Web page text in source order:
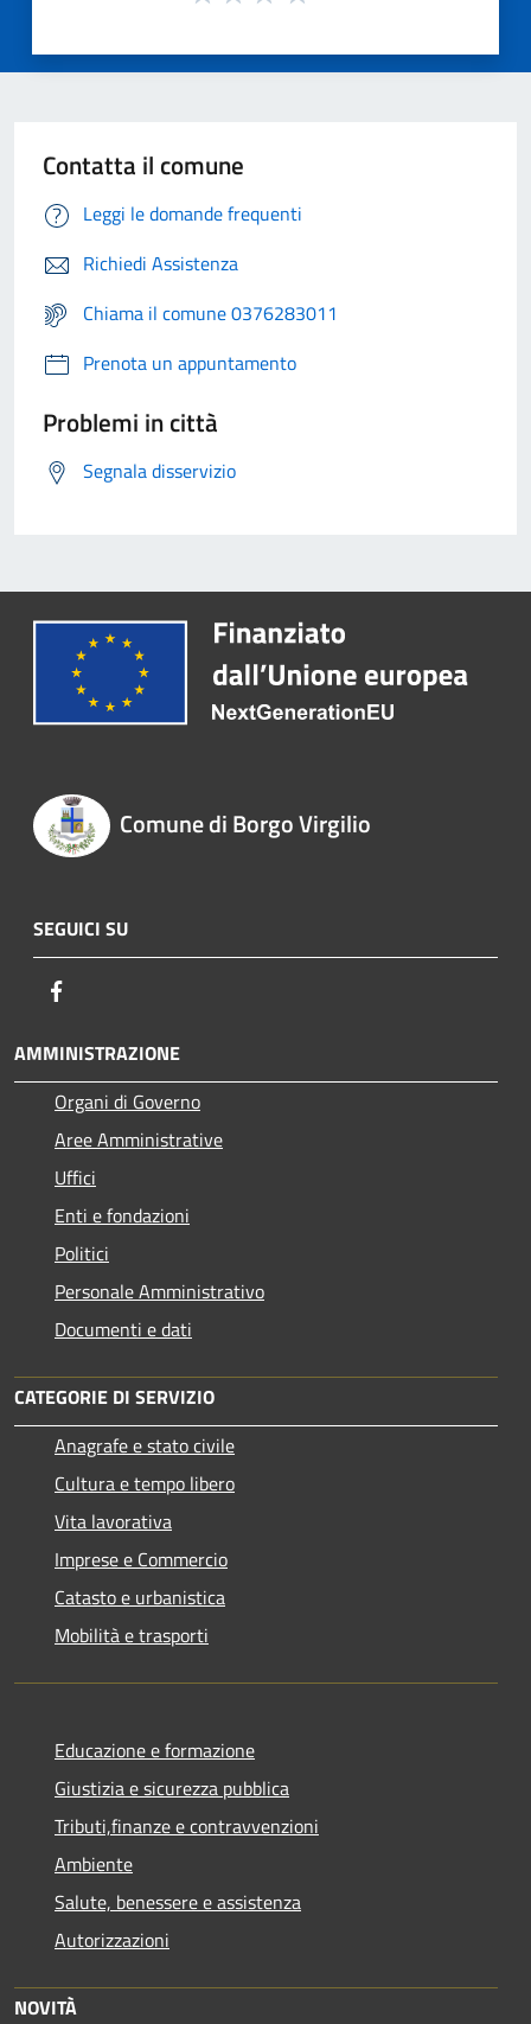
Contatta il comune
Leggi le domande frequenti
Richiedi Assistenza
Chiama il comune 0376283011
Prenota un appuntamento
Problemi in città
Segnala disservizio
Comune di Borgo Virgilio
SEGUICI SU
AMMINISTRAZIONE
Organi di Governo
Aree Amministrative
Uffici
Enti e fondazioni
Politici
Personale Amministrativo
Documenti e dati
CATEGORIE DI SERVIZIO
Anagrafe e stato civile
Cultura e tempo libero
Vita lavorativa
Imprese e Commercio
Catasto e urbanistica
Mobilità e trasporti
Educazione e formazione
Giustizia e sicurezza pubblica
Tributi,finanze e contravvenzioni
Ambiente
Salute, benessere e assistenza
Autorizzazioni
NOVITÀ